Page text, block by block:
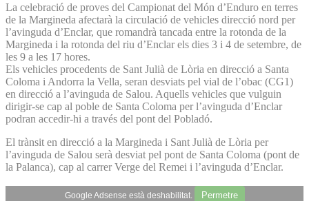
La celebració de proves del Campionat del Món d’Enduro en terres
de la Margineda afectarà la circulació de vehicles direcció nord per
l’avinguda d’Enclar, que romandrà tancada entre la rotonda de la
Margineda i la rotonda del riu d’Enclar els dies 3 i 4 de setembre, de
les 9 a les 17 hores.
Els vehicles procedents de Sant Julià de Lòria en direcció a Santa
Coloma i Andorra la Vella, seran desviats pel vial de l’obac (CG1)
en direcció a l’avinguda de Salou. Aquells vehicles que vulguin
dirigir-se cap al poble de Santa Coloma per l’avinguda d’Enclar
podran accedir-hi a través del pont del Pobladó.
El trànsit en direcció a la Margineda i Sant Julià de Lòria per
l’avinguda de Salou serà desviat pel pont de Santa Coloma (pont de
la Palanca), cap al carrer Verge del Remei i l’avinguda d’Enclar.
Google Adsense està deshabilitat. Permetre